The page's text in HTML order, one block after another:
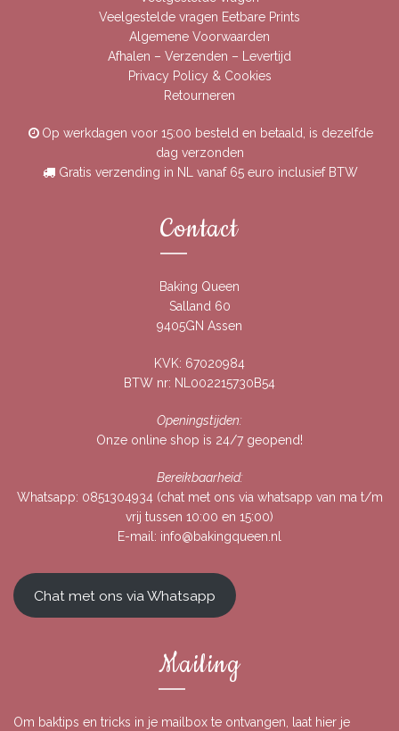
Veelgestelde vragen Eetbare Prints
Algemene Voorwaarden
Afhalen – Verzenden – Levertijd
Privacy Policy & Cookies
Retourneren
Op werkdagen voor 15:00 besteld en betaald, is dezelfde
dag verzonden
Gratis verzending in NL vanaf 65 euro inclusief BTW
Contact
Baking Queen
Salland 60
9405GN Assen
KVK: 67020984
BTW nr: NL002215730B54
Openingstijden:
Onze online shop is 24/7 geopend!
Bereikbaarheid:
Whatsapp: 0851304934(chat met ons via whatsapp van ma t/m
vrij tussen 10:00 en 15:00)
E-mail: info@bakingqueen.nl
Chat met ons via Whatsapp
Mailing
Om baktips en tricks in je mailbox te ontvangen, laat hier je